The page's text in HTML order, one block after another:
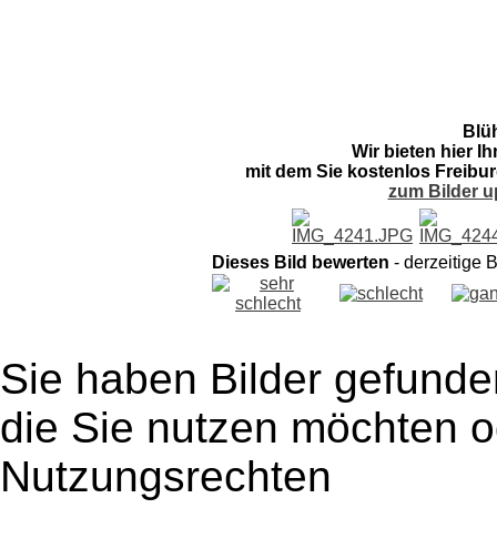
Wir bieten hier
mit dem Sie kostenlos
zum Bilder
Dieses Bild bewerten - derzeitige
Sie haben Bilder
die Sie nutzen möchten
Nutzungsrechten